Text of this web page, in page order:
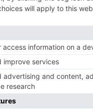
frutos carnosos
común
y Persicaria).
frugívoras, que
de semillas,
de las cuales se
hablando de miles